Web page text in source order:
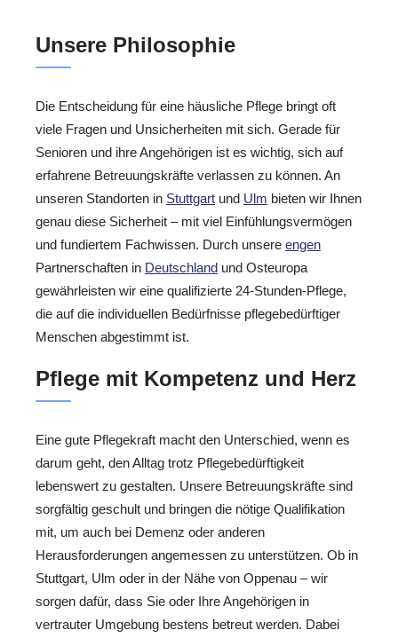
Unsere Philosophie
Die Entscheidung für eine häusliche Pflege bringt oft
viele Fragen und Unsicherheiten mit sich. Gerade für
Senioren und ihre Angehörigen ist es wichtig, sich auf
erfahrene Betreuungskräfte verlassen zu können. An
unseren Standorten in Stuttgart und Ulm bieten wir Ihnen
genau diese Sicherheit – mit viel Einfühlungsvermögen
und fundiertem Fachwissen. Durch unsere engen
Partnerschaften in Deutschland und Osteuropa
gewährleisten wir eine qualifizierte 24-Stunden-Pflege,
die auf die individuellen Bedürfnisse pflegebedürftiger
Menschen abgestimmt ist.
Pflege mit Kompetenz und Herz
Eine gute Pflegekraft macht den Unterschied, wenn es
darum geht, den Alltag trotz Pflegebedürftigkeit
lebenswert zu gestalten. Unsere Betreuungskräfte sind
sorgfältig geschult und bringen die nötige Qualifikation
mit, um auch bei Demenz oder anderen
Herausforderungen angemessen zu unterstützen. Ob in
Stuttgart, Ulm oder in der Nähe von Oppenau – wir
sorgen dafür, dass Sie oder Ihre Angehörigen in
vertrauter Umgebung bestens betreut werden. Dabei